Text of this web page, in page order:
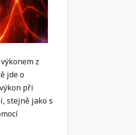
z
jde o
při
stejně jako s